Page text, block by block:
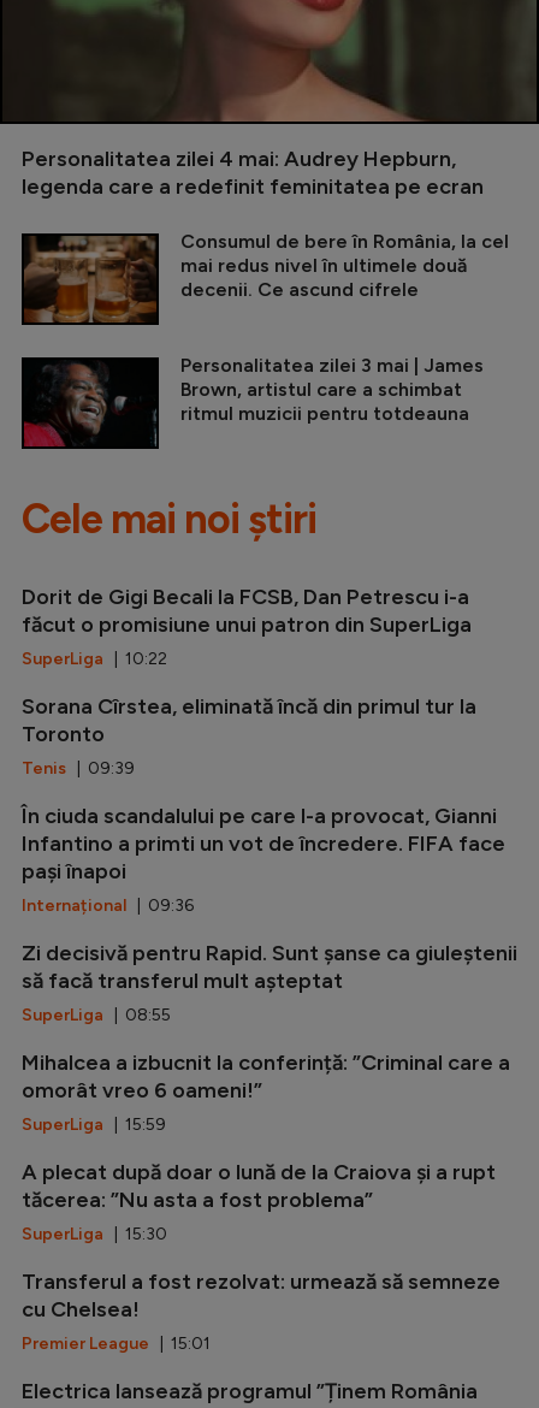
Personalitatea zilei 4 mai: Audrey Hepburn,
legenda care a redefinit feminitatea pe ecran
Consumul de bere în România, la cel
mai redus nivel în ultimele două
decenii. Ce ascund cifrele
Personalitatea zilei 3 mai | James
Brown, artistul care a schimbat
ritmul muzicii pentru totdeauna
Cele mai noi știri
Dorit de Gigi Becali la FCSB, Dan Petrescu i-a
făcut o promisiune unui patron din SuperLiga
SuperLiga | 10:22
Sorana Cîrstea, eliminată încă din primul tur la
Toronto
Tenis | 09:39
În ciuda scandalului pe care l-a provocat, Gianni
Infantino a primti un vot de încredere. FIFA face
pași înapoi
Internațional | 09:36
Zi decisivă pentru Rapid. Sunt șanse ca giuleștenii
să facă transferul mult așteptat
SuperLiga | 08:55
Mihalcea a izbucnit la conferință: ”Criminal care a
omorât vreo 6 oameni!”
SuperLiga | 15:59
A plecat după doar o lună de la Craiova și a rupt
tăcerea: ”Nu asta a fost problema”
SuperLiga | 15:30
Transferul a fost rezolvat: urmează să semneze
cu Chelsea!
Premier League | 15:01
Electrica lansează programul ”Ținem România